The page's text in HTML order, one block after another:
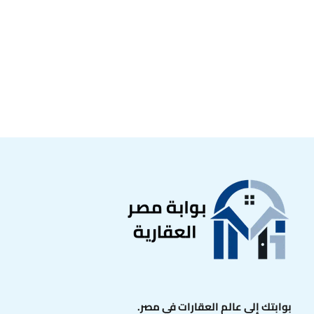
بوابتك إلى عالم العقارات في مصر.